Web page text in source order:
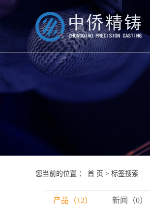
您当前的位置 ： 首 页 > 标签搜索
产品（12） 新闻（0）